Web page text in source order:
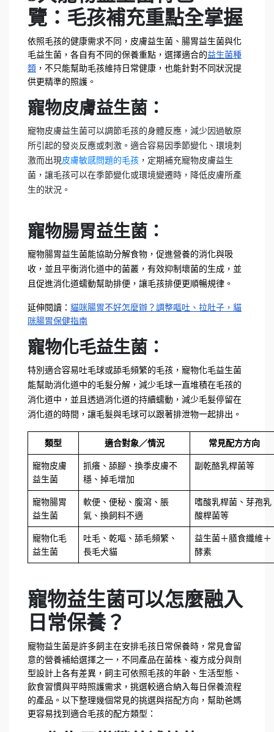
覽：毛孩補充重點全掌握
依照毛孩的健康需求不同，皮膚益生菌、腸胃益生菌與化
毛益生菌，各自有不同的保養重點，選擇適合的益生菌種
類 ，不只能幫助毛孩維持日常健康，也能針對不同狀況提
供更精準的照護。
寵物皮膚益生菌：
寵物皮膚益生菌可以調節毛孩的身體反應，減少因過敏原
所引起的發炎反應或刺激。適合容易因季節變化、環境刺
激而出現皮膚敏感問題的毛孩 ，定期補充寵物皮膚益生
菌，讓毛孩可以在季節變化或環境變遷時，降低皮膚所產
生的狀況。
寵物腸胃益生菌：
寵物腸胃益生菌能協助分解食物，促進營養的消化與吸
收，並且平衡消化道中的菌叢，有效抑制壞菌的生成，並
且促進消化道蠕動幫助排便，讓毛孩排便更順暢規律。
延伸閱讀： 貓咪腸胃不好怎麼辦？調整嘔吐、拉肚子，貓
咪腸胃保健指南
寵物化毛益生菌：
特別適合容易吐毛球或舔毛頻繁的毛孩，寵物化毛益生菌
能幫助消化道中的毛髮分解，減少毛球一直堆積在毛孩的
消化道中，並且透過消化道的持續蠕動，減少毛髮停留在
消化道的時間，讓毛髮與毛球可以跟著排泄物一起排出。
類型 適合對象／情況 常見配方方向
寵物皮膚
益生菌
抓癢、舔腳、換季皮膚不
穩、掉毛增加
副乾酪乳桿菌等
寵物腸胃
益生菌
軟便、便秘、腹瀉、脹
氣、換飼料不適
嗜酸乳桿菌、芽孢乳
酸桿菌等
寵物化毛
益生菌
吐毛、乾嘔、舔毛頻繁、
長毛犬貓
益生菌＋膳食纖維＋
酵素
寵物益生菌可以怎麼融入
日常保養？
寵物益生菌是許多飼主在安排毛孩日常保養時，常見會留
意的營養補給選擇之一，不同產品在菌株、複方成分與劑
型設計上各有差異，飼主可依照毛孩的年齡、生活型態、
飲食習慣與平時照護需求，挑選較適合納入每日保養流程
的產品。以下整理幾個常見的挑選與搭配方向，幫助爸媽
更容易找到適合毛孩的配方類型：